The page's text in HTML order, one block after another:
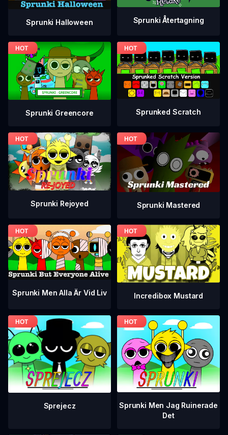
Sprunki Halloween Sprunki Återtagning
Sprunki Greencore Sprunked Scratch
Sprunki Rejoyed Sprunki Mastered
Sprunki Men Alla Är Vid Liv Incredibox Mustard
Sprejecz
Sprunki Men Jag Ruinerade
Det